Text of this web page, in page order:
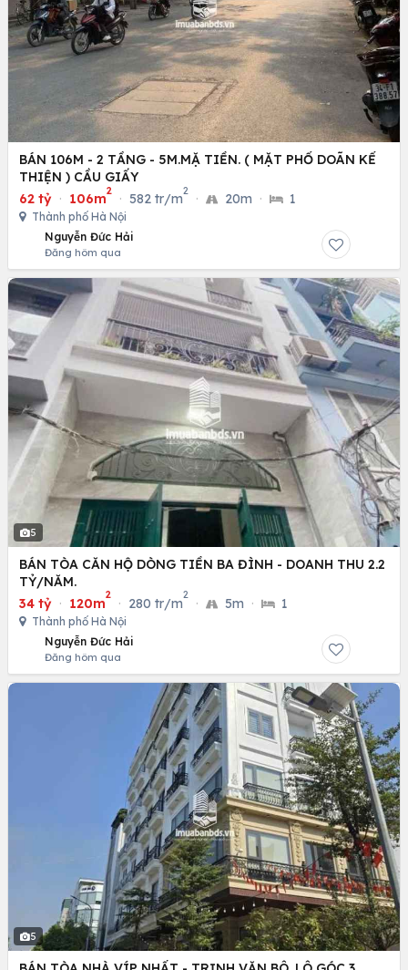
BÁN 106M - 2 TẦNG - 5M.MẶ TIỀN. ( MẶT PHỐ DOÃN KẾ
THIỆN ) CẦU GIẤY
62 tỷ · 106m
2
· 582 tr/m
2
· 20m · 1
Thành phố Hà Nội
Nguyễn Đức Hải
Đăng hôm qua
5
BÁN TÒA CĂN HỘ DÒNG TIỀN BA ĐÌNH - DOANH THU 2.2
TỶ/NĂM.
34 tỷ · 120m
2
· 280 tr/m
2
· 5m · 1
Thành phố Hà Nội
Nguyễn Đức Hải
Đăng hôm qua
5